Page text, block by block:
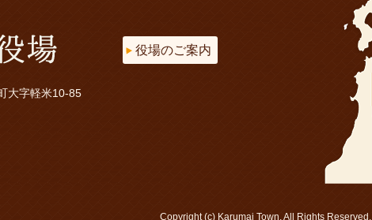
大字軽米10-85
役場のご案内
Copyright (c) Karumai Town. All Rights Reserved.